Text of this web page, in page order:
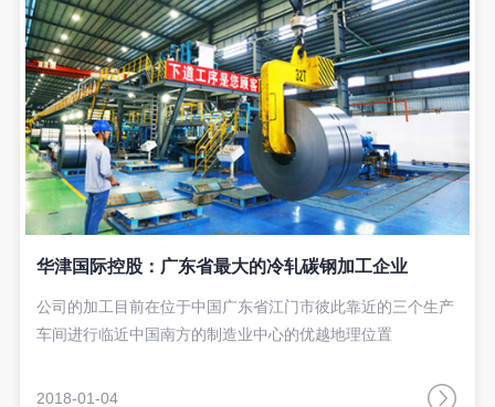
华津国际控股：广东省最大的冷轧碳钢加工企业
公司的加工目前在位于中国广东省江门市彼此靠近的三个生产
车间进行临近中国南方的制造业中心的优越地理位置
2018-01-04